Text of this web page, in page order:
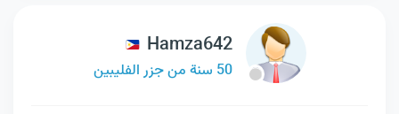
Hamza642
50 سنة من جزر الفليبين